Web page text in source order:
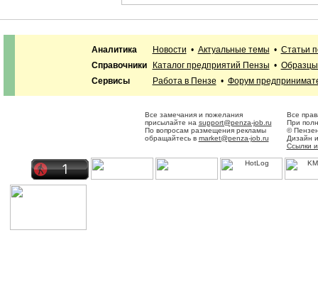
Аналитика Новости • Актуальные темы • Статьи
Справочники
Каталог предприятий Пензы • Образцы
Сервисы
Работа в Пензе • Форум
Все замечания и пожелания
присылайте на support@penza-job.ru
По вопросам размещения рекламы
обращайтесь в market@penza-job.ru
Все
При
©
Дизайн
Ссылки